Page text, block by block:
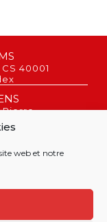
web et notre
40001
Pierre
03
©